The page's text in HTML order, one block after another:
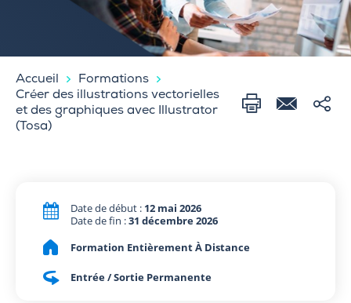
Accueil
Formations
Créer des illustrations vectorielles
et des graphiques avec Illustrator
(Tosa)
Date de début : 12 mai 2026
Date de fin :31 décembre 2026
Formation Entièrement À Distance
Entrée / Sortie Permanente